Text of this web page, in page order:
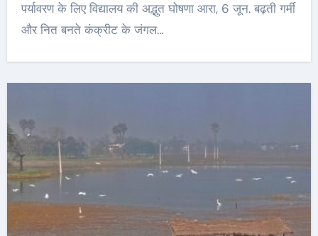
पर्यावरण के लिए विद्यालय की अद्भुत घोषणा आरा, 6 जून. बढ़ती गर्मी
और नित बनते कंक्रीट के जंगल…